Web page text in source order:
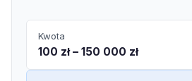
Kwota
100 zł – 150 000 zł